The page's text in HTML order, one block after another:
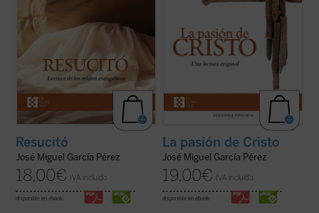
Resucitó
José Miguel García Pérez
18,00€ IVA incluido
disponible en ebook:
La pasión de Cristo
José Miguel García Pérez
19,00€ IVA incluido
disponible en ebook: